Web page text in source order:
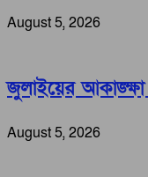
August 5, 2026
জুলাইয়ের আকাঙ্ক্ষা
August 5, 2026